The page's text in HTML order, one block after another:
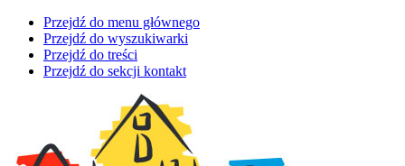
Przejdź do menu głównego
Przejdź do wyszukiwarki
Przejdź do treści
Przejdź do sekcji kontakt